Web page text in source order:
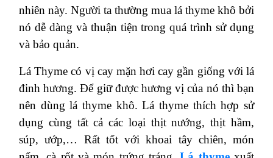
nhiên này. Người ta thường mua lá thyme khô bởi
nó dễ dàng và thuận tiện trong quá trình sử dụng
và bảo quản.
Lá Thyme có vị cay mặn hơi cay gần giống với lá
đinh hương. Để giữ được hương vị của nó thì bạn
nên dùng lá thyme khô. Lá thyme thích hợp sử
dụng cùng tất cả các loại thịt nướng, thịt hầm,
súp, ướp,… Rất tốt với khoai tây chiên, món